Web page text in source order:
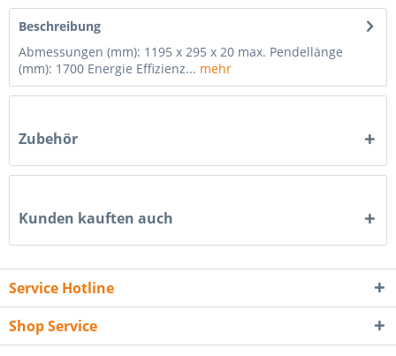
Beschreibung
Abmessungen (mm): 1195 x 295 x 20 max. Pendellänge
(mm): 1700 Energie Effizienz... mehr
Zubehör
Kunden kauften auch
Service Hotline
Shop Service